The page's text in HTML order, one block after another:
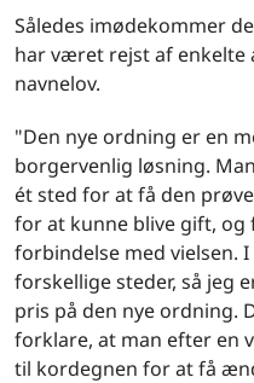
Således imødekommer
har været rejst af enkelte
navnelov.
"Den nye ordning er en
borgervenlig løsning.
ét sted for at få den
for at kunne blive gift,
forbindelse med vielsen.
forskellige steder, så jeg
pris på den nye ordning.
forklare, at man efter en
til kordegnen for at få